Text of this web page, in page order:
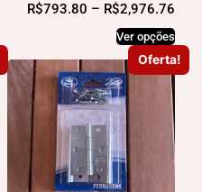
R$793.80 – R$2,976.76
Ver opções
Oferta!